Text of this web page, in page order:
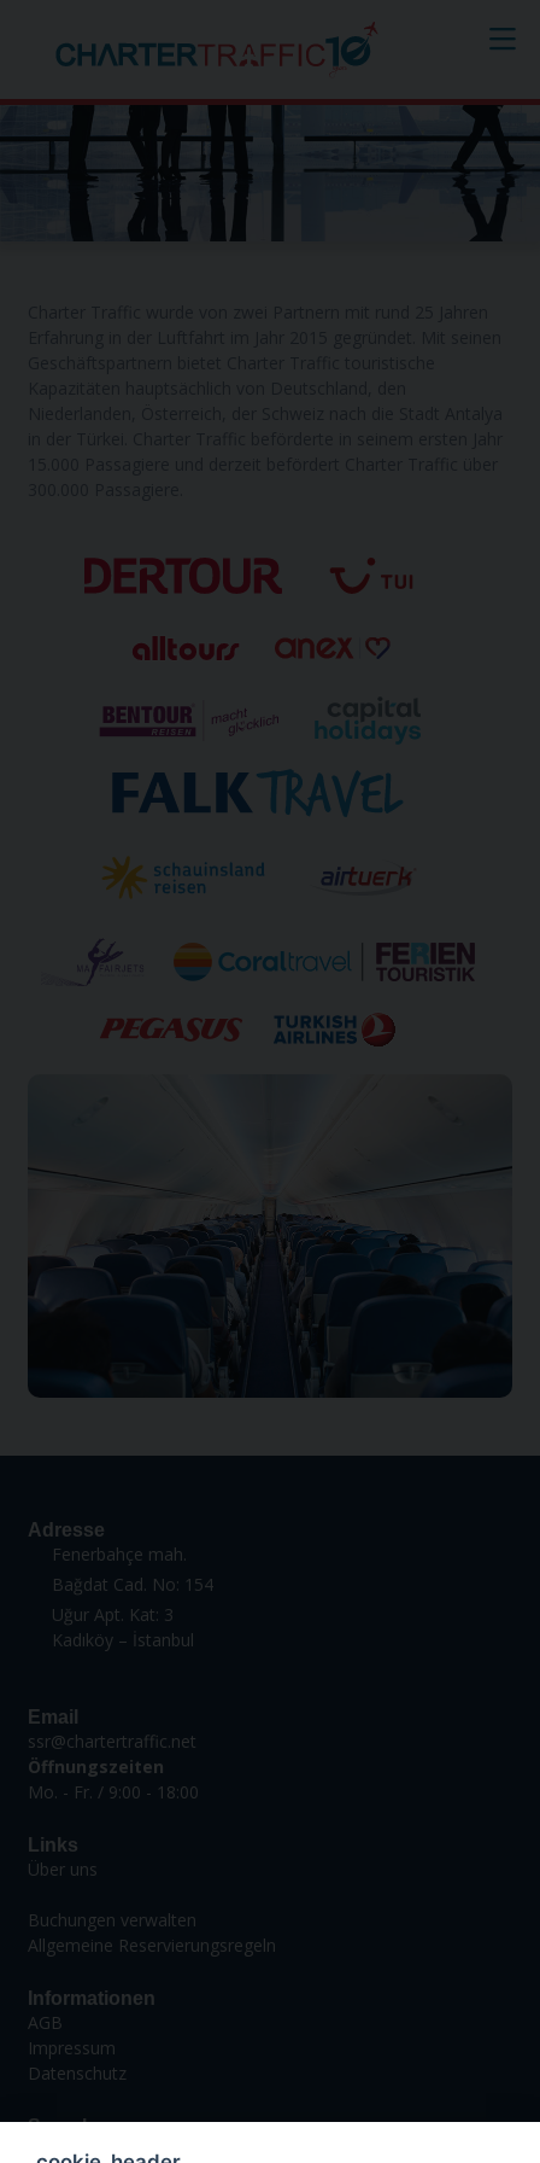
Über uns
Adresse
Fenerbahçe mah.
Bağdat Cad. No: 154
Uğur Apt. Kat: 3
Kadıköy – İstanbul
Email
ssr@chartertraffic.net
Öffnungszeiten
Mo. - Fr. / 9:00 - 18:00
Links
Über uns
Buchungen verwalten
Allgemeine Reservierungsregeln
Informationen
AGB
Impressum
Datenschutz
Sprachen
Deutsch